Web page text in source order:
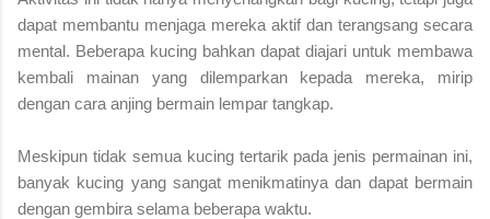
dapat membantu menjaga mereka aktif dan terangsang secara
mental. Beberapa kucing bahkan dapat diajari untuk membawa
kembali mainan yang dilemparkan kepada mereka, mirip
dengan cara anjing bermain lempar tangkap.
Meskipun tidak semua kucing tertarik pada jenis permainan ini,
banyak kucing yang sangat menikmatinya dan dapat bermain
dengan gembira selama beberapa waktu.